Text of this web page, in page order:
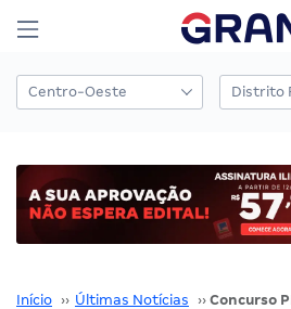
Início ›› Últimas Notícias ››